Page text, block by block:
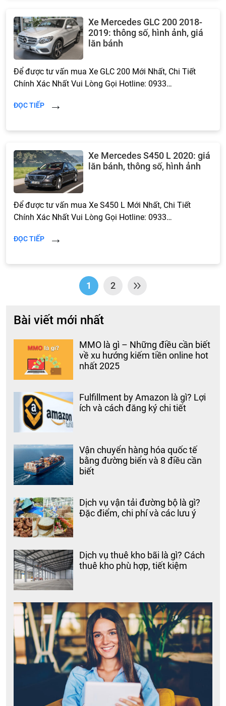
Xe Mercedes GLC 200 2018-
2019: thông số, hình ảnh, giá
lăn bánh
Để được tư vấn mua Xe GLC 200 Mới Nhất, Chi Tiết
Chính Xác Nhất Vui Lòng Gọi Hotline: 0933…
ĐỌC TIẾP
Xe Mercedes S450 L 2020: giá
lăn bánh, thông số, hình ảnh
Để được tư vấn mua Xe S450 L Mới Nhất, Chi Tiết
Chính Xác Nhất Vui Lòng Gọi Hotline: 0933…
ĐỌC TIẾP
1 2
Bài viết mới nhất
MMO là gì – Những điều cần biết
về xu hướng kiếm tiền online hot
nhất 2025
Fulfillment by Amazon là gì? Lợi
ích và cách đăng ký chi tiết
Vận chuyển hàng hóa quốc tế
bằng đường biển và 8 điều cần
biết
Dịch vụ vận tải đường bộ là gì?
Đặc điểm, chi phí và các lưu ý
Dịch vụ thuê kho bãi là gì? Cách
thuê kho phù hợp, tiết kiệm